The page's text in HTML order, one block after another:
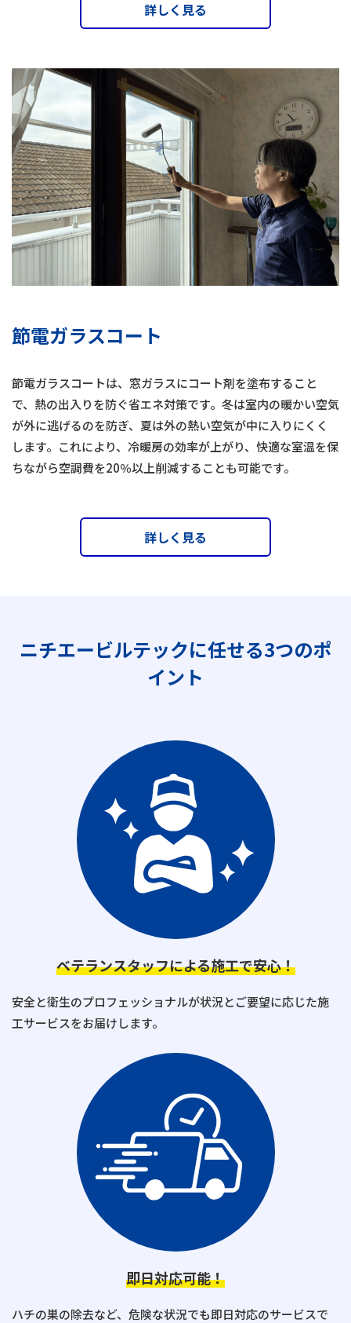
詳しく見る
節電ガラスコート
節電ガラスコートは、窓ガラスにコート剤を塗布すること
で、熱の出入りを防ぐ省エネ対策です。冬は室内の暖かい空気
が外に逃げるのを防ぎ、夏は外の熱い空気が中に入りにくく
します。これにより、冷暖房の効率が上がり、快適な室温を保
ちながら空調費を20％以上削減することも可能です。
詳しく見る
ニチエービルテックに任せる3つのポ
イント
ベテランスタッフによる施工で安心！
安全と衛生のプロフェッショナルが状況とご要望に応じた施
工サービスをお届けします。
即日対応可能！
ハチの巣の除去など、危険な状況でも即日対応のサービスで